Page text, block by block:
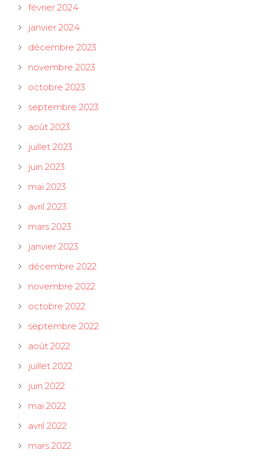
février 2024
janvier 2024
décembre 2023
novembre 2023
octobre 2023
septembre 2023
août 2023
juillet 2023
juin 2023
mai 2023
avril 2023
mars 2023
janvier 2023
décembre 2022
novembre 2022
octobre 2022
septembre 2022
août 2022
juillet 2022
juin 2022
mai 2022
avril 2022
mars 2022